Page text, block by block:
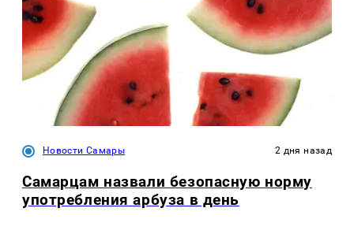
Новости Самары 2 дня назад
Самарцам назвали безопасную норму
употребления арбуза в день